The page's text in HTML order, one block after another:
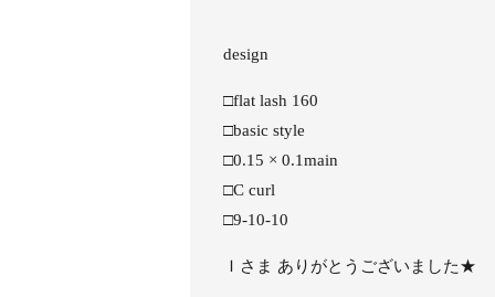
design
□flat lash 160
□basic style
□0.15 × 0.1main
□C curl
□9-10-10
Ｉさま ありがとうございました★